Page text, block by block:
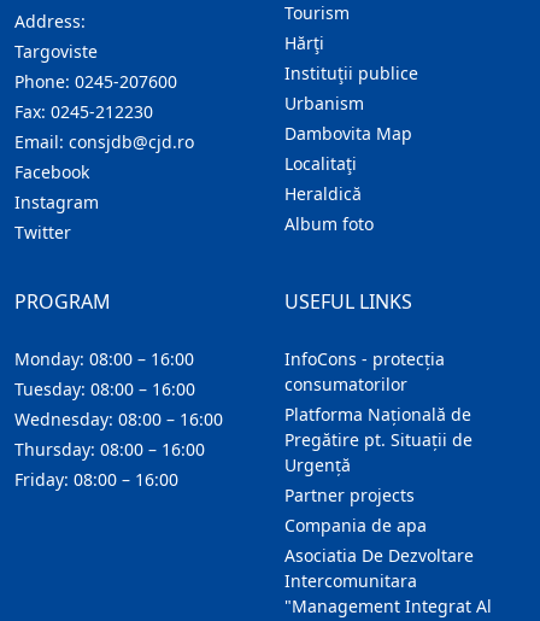
Address:
Targoviste
Phone: 0245-207600
Fax: 0245-212230
Email: consjdb@cjd.ro
Facebook
Instagram
Twitter
Tourism
Hărţi
Instituţii publice
Urbanism
Dambovita Map
Localitaţi
Heraldică
Album foto
USEFUL LINKS
InfoCons - protecția
consumatorilor
Platforma Națională de
Pregătire pt. Situații de
Urgență
Partner projects
Compania de apa
Asociatia De Dezvoltare
Intercomunitara
"Management Integrat Al
PROGRAM
Monday: 08:00 – 16:00
Tuesday: 08:00 – 16:00
Wednesday: 08:00 – 16:00
Thursday: 08:00 – 16:00
Friday: 08:00 – 16:00